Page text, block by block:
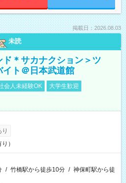
掲載日：2026.08.03
未読
ド＊サカナクション＞ツ
ト＠日本武道館
会人未経験OK
大学生歓迎
）
/ 竹橋駅から徒歩10分 / 神保町駅から徒